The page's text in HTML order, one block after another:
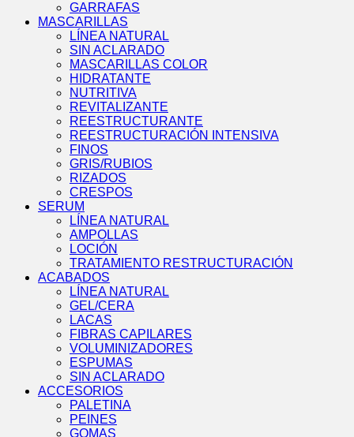
GARRAFAS
MASCARILLAS
LÍNEA NATURAL
SIN ACLARADO
MASCARILLAS COLOR
HIDRATANTE
NUTRITIVA
REVITALIZANTE
REESTRUCTURANTE
REESTRUCTURACIÓN INTENSIVA
FINOS
GRIS/RUBIOS
RIZADOS
CRESPOS
SERUM
LÍNEA NATURAL
AMPOLLAS
LOCIÓN
TRATAMIENTO RESTRUCTURACIÓN
ACABADOS
LÍNEA NATURAL
GEL/CERA
LACAS
FIBRAS CAPILARES
VOLUMINIZADORES
ESPUMAS
SIN ACLARADO
ACCESORIOS
PALETINA
PEINES
GOMAS